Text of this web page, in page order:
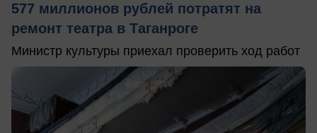
577 миллионов рублей потратят на
ремонт театра в Таганроге
Министр культуры приехал проверить ход работ